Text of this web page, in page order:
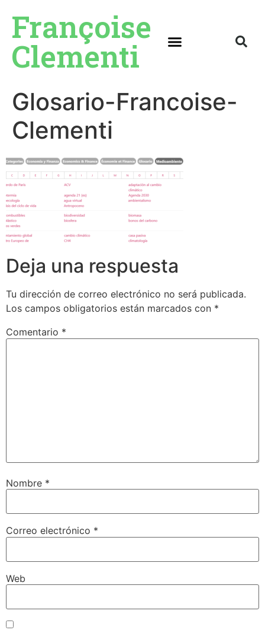
Françoise
Clementi
Glosario-Francoise-
Clementi
Deja una respuesta
Tu dirección de correo electrónico no será publicada.
Los campos obligatorios están marcados con *
Comentario *
Nombre *
Correo electrónico *
Web